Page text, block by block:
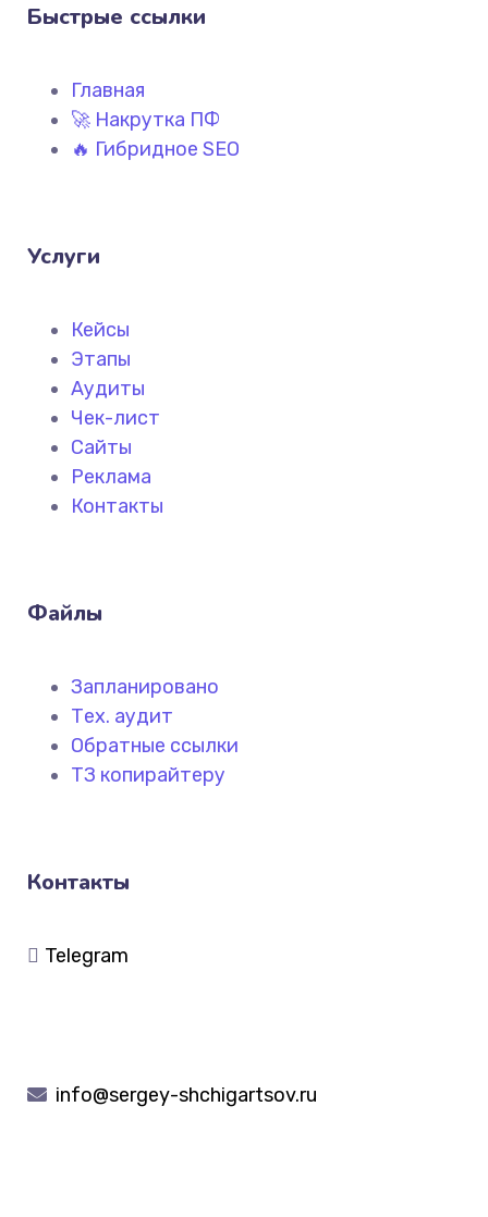
Быстрые ссылки
Главная
🚀 Накрутка ПФ
🔥 Гибридное SEO
Услуги
Кейсы
Этапы
Аудиты
Чек-лист
Сайты
Реклама
Контакты
Файлы
Запланировано
Тех. аудит
Обратные ссылки
ТЗ копирайтеру
Контакты
Telegram
info@sergey-shchigartsov.ru